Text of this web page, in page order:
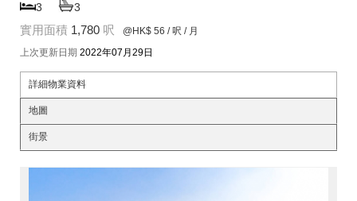
3 3
實用面積 1,780 呎 @HK$ 56 / 呎 / 月
上次更新日期 2022年07月29日
詳細物業資料
地圖
街景